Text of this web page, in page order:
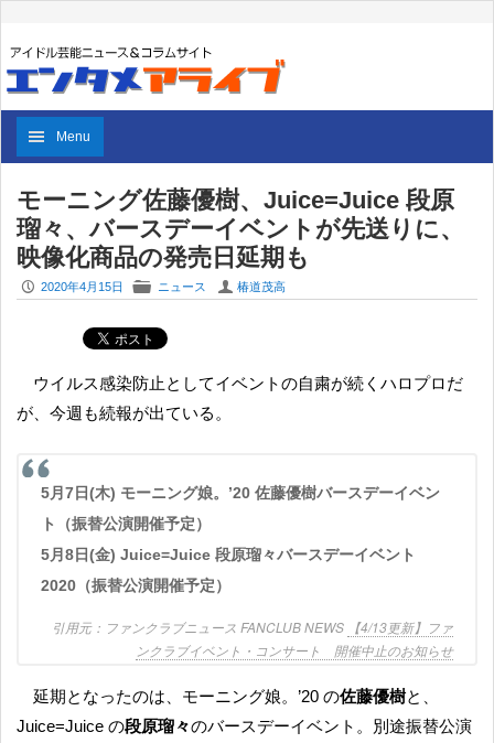
Menu
モーニング佐藤優樹、Juice=Juice 段原
瑠々、バースデーイベントが先送りに、
映像化商品の発売日延期も
P 2020年4月15日 F ニュース U 椿道茂高
ウイルス感染防止としてイベントの自粛が続くハロプロだ
が、今週も続報が出ている。
5月7日(木) モーニング娘。’20 佐藤優樹バースデーイベン
ト（振替公演開催予定）
5月8日(金) Juice=Juice 段原瑠々バースデーイベント
2020（振替公演開催予定）
ファンクラブニュース FANCLUB NEWS
【4/13更新】ファ
ンクラブイベント・コンサート 開催中止のお知らせ
延期となったのは、モーニング娘。’20 の佐藤優樹と、
Juice=Juice の段原瑠々のバースデーイベント。別途振替公演